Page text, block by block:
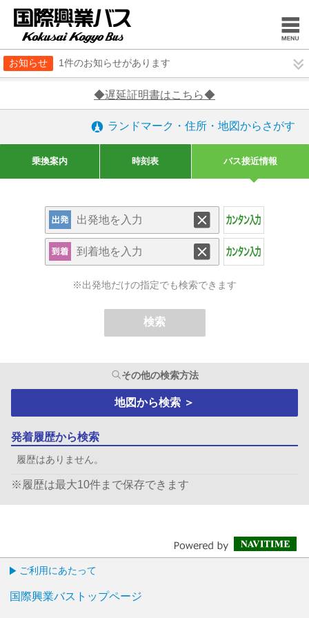
お知らせ 1件のお知らせがあります
◆遅延証明書はこちら◆
ランドマーク・住所・地図からさがす
乗換案内 時刻表 バス接近情報
※出発地だけの指定でも検索できます
検索
その他の検索方法
地図から検索 ＞
発着履歴から検索
履歴はありません。
※履歴は最大10件まで保存できます
ご利用にあたって
国際興業バストップページ